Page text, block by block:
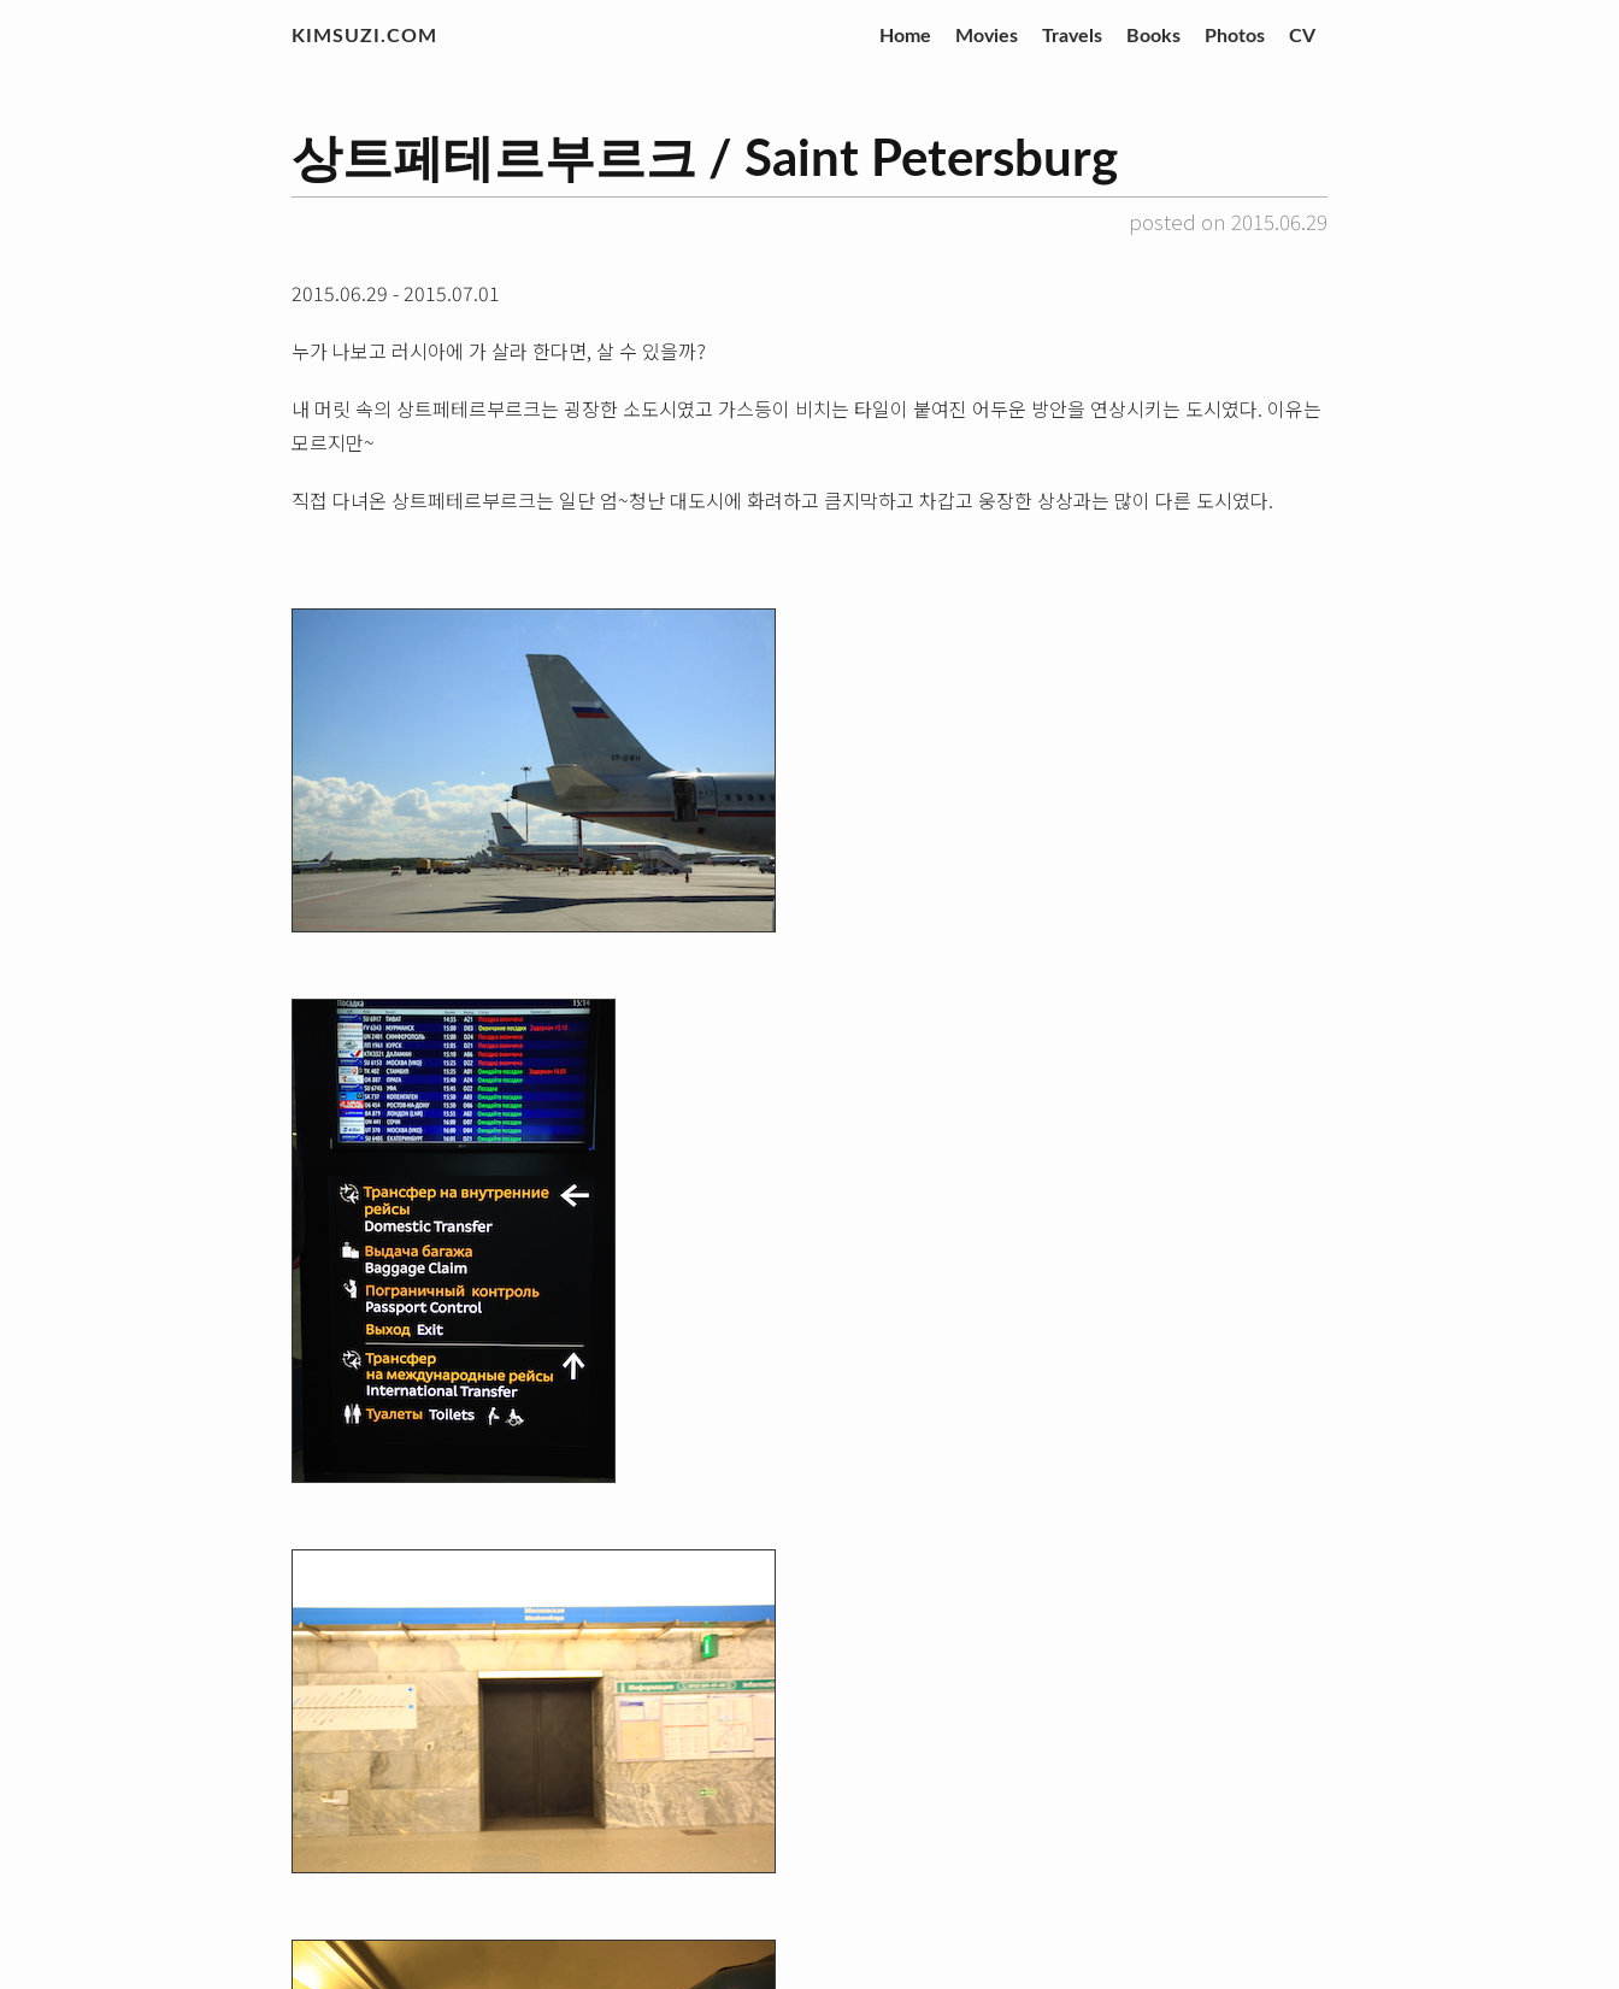
KIMSUZI.COM Home Movies Travels Books Photos CV
상트페테르부르크 / Saint Petersburg
posted on 2015.06.29
2015.06.29 - 2015.07.01
누가 나보고 러시아에 가 살라 한다면, 살 수 있을까?
내 머릿 속의 상트페테르부르크는 굉장한 소도시였고 가스등이 비치는 타일이 붙여진 어두운 방안을 연상시키는 도시였다. 이유는
모르지만~
직접 다녀온 상트페테르부르크는 일단 엄~청난 대도시에 화려하고 큼지막하고 차갑고 웅장한 상상과는 많이 다른 도시였다.